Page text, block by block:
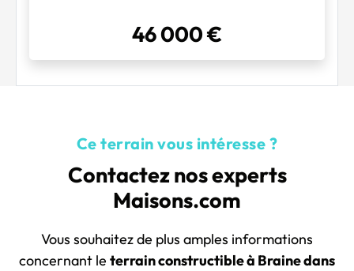
46 000 €
Ce terrain vous intéresse ?
Contactez nos experts
Maisons.com
Vous souhaitez de plus amples informations
concernant le terrain constructible à Braine dans